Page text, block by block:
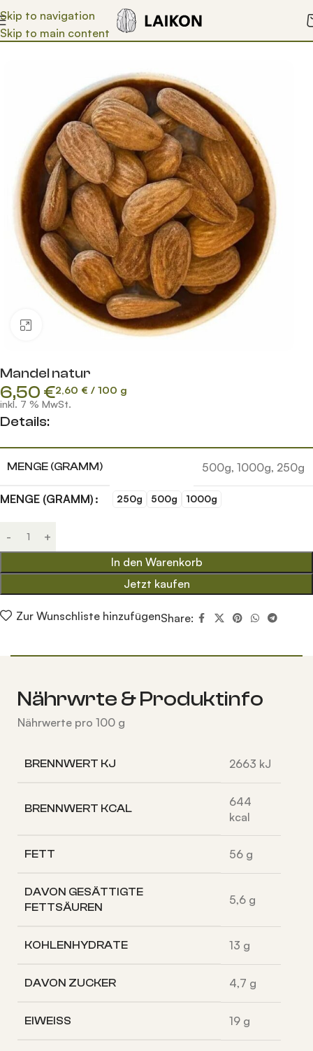
Skip to navigation
Skip to main content
Start Nüsse Nüsse Naturbelassen
Klick zum Vergrößern
Mandel natur
6,50 €2,60 € / 100 g
inkl. 7 % MwSt.
Details:
MENGE (GRAMM) 500g, 1000g, 250g
MENGE (GRAMM) 250g 500g 1000g
In den Warenkorb
Jetzt kaufen
Zur Wunschliste hinzufügenShare:
Nährwrte & Produktinfo
Nährwerte pro 100 g
BRENNWERT KJ 2663 kJ
BRENNWERT KCAL
644
kcal
FETT 56 g
DAVON GESÄTTIGTE
FETTSÄUREN
5,6 g
KOHLENHYDRATE 13 g
DAVON ZUCKER 4,7 g
EIWEISS 19 g